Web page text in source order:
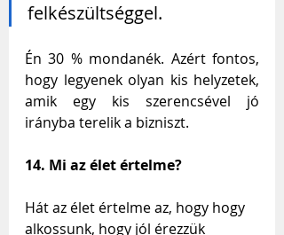
felkészültséggel.
Én 30 % mondanék. Azért fontos,
hogy legyenek olyan kis helyzetek,
amik egy kis szerencsével jó
irányba terelik a bizniszt.
14. Mi az élet értelme?
Hát az élet értelme az, hogy hogy
alkossunk, hogy jól érezzük